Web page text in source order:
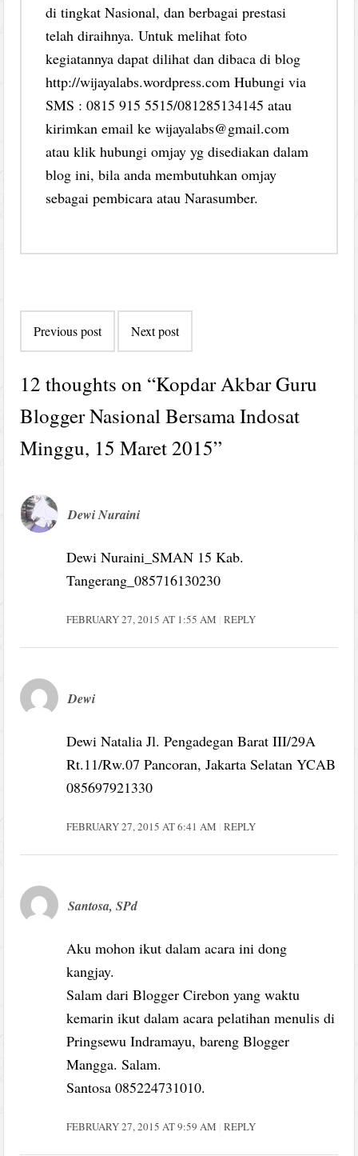
di tingkat Nasional, dan berbagai prestasi
telah diraihnya. Untuk melihat foto
kegiatannya dapat dilihat dan dibaca di blog
http://wijayalabs.wordpress.com Hubungi via
SMS : 0815 915 5515/081285134145 atau
kirimkan email ke wijayalabs@gmail.com
atau klik hubungi omjay yg disediakan dalam
blog ini, bila anda membutuhkan omjay
sebagai pembicara atau Narasumber.
navigation
Previous post Next post
12 thoughts on “Kopdar Akbar Guru
Blogger Nasional Bersama Indosat
Minggu, 15 Maret 2015”
Dewi Nuraini
Dewi Nuraini_SMAN 15 Kab.
Tangerang_085716130230
FEBRUARY 27, 2015 AT 1:55 AM REPLY
Dewi
Dewi Natalia Jl. Pengadegan Barat III/29A
Rt.11/Rw.07 Pancoran, Jakarta Selatan YCAB
085697921330
FEBRUARY 27, 2015 AT 6:41 AM REPLY
Santosa, SPd
Aku mohon ikut dalam acara ini dong
kangjay.
Salam dari Blogger Cirebon yang waktu
kemarin ikut dalam acara pelatihan menulis di
Pringsewu Indramayu, bareng Blogger
Mangga. Salam.
Santosa 085224731010.
FEBRUARY 27, 2015 AT 9:59 AM REPLY